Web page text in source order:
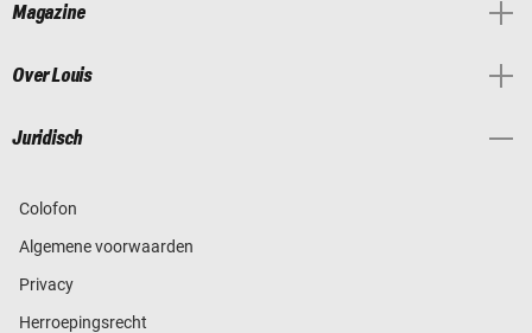
Magazine
Over Louis
Juridisch
Colofon
Algemene voorwaarden
Privacy
Herroepingsrecht